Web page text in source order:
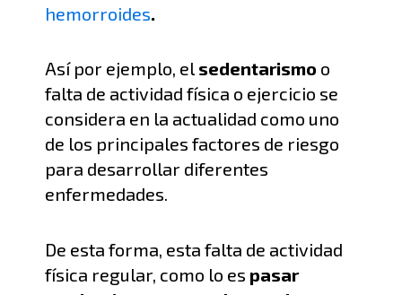
hemorroides.
Así por ejemplo, el sedentarismo o
falta de actividad física o ejercicio se
considera en la actualidad como uno
de los principales factores de riesgo
para desarrollar diferentes
enfermedades.
De esta forma, esta falta de actividad
física regular, como lo es pasar